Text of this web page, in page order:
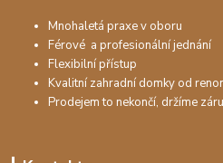
Mnohaletá praxe v oboru
Férové a profesionální jednání
Flexibilní přístup
Kvalitní zahradní domky od
Prodejem to nekončí, držíme